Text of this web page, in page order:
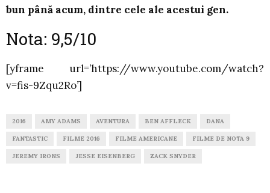
bun până acum, dintre cele ale acestui gen.
Nota: 9,5/10
[yframe url=’https://www.youtube.com/watch?
v=fis-9Zqu2Ro’]
2016 AMY ADAMS AVENTURA BEN AFFLECK DANA
FANTASTIC FILME 2016 FILME AMERICANE FILME DE NOTA 9
JEREMY IRONS JESSE EISENBERG ZACK SNYDER